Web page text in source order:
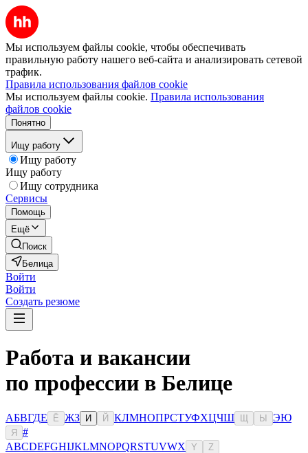
Мы используем файлы cookie, чтобы обеспечивать
правильную работу нашего веб-сайта и анализировать сетевой
трафик.
Правила использования файлов cookie
Мы используем файлы cookie. Правила использования
файлов cookie
Понятно
Ищу работу
Ищу работу
Ищу работу
Ищу сотрудника
Сервисы
Помощь
Ещё
Поиск
Белица
Войти
Войти
Создать резюме
Работа и вакансии
по профессии в Белице
АБВГДЕ Ё ЖЗ И Й КЛМНОПРСТУФХЦЧШ Ы ЭЮ
Я
#
ABCDEFGHIJKLMNOPQRSTUVWX Y Z